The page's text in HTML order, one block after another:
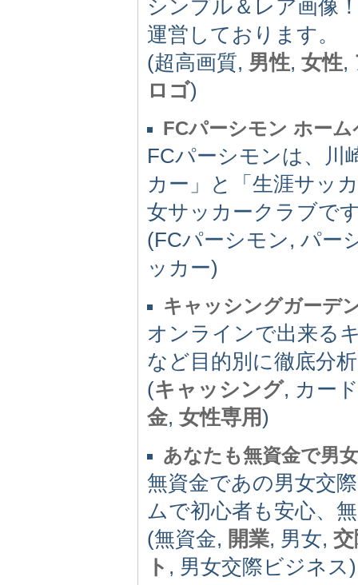
シンプル＆レア画像
運営しております。
(超高画質, 男性, 女性,
ロゴ)
FCパーシモン ホーム
FCパーシモンは、川
カー」と「生涯サッ
女サッカークラブで
(FCパーシモン, パー
ッカー)
キャッシングガーデ
オンラインで出来る
など目的別に徹底分
(キャッシング, カー
金, 女性専用)
あなたも無資金で男
無資金であの男女交
ムで初心者も安心、
(無資金, 開業, 男女,
ト , 男女交際ビジネス)